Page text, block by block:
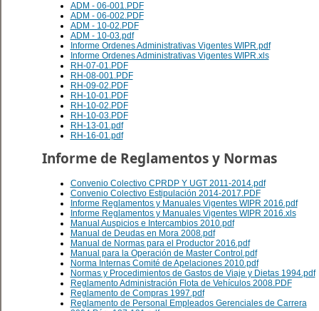
ADM - 06-001.PDF
ADM - 06-002.PDF
ADM - 10-02.PDF
ADM - 10-03.pdf
Informe Ordenes Administrativas Vigentes WIPR.pdf
Informe Ordenes Administrativas Vigentes WIPR.xls
RH-07-01.PDF
RH-08-001.PDF
RH-09-02.PDF
RH-10-01.PDF
RH-10-02.PDF
RH-10-03.PDF
RH-13-01.pdf
RH-16-01.pdf
Informe de Reglamentos y Normas
Convenio Colectivo CPRDP Y UGT 2011-2014.pdf
Convenio Colectivo Estipulación 2014-2017.PDF
Informe Reglamentos y Manuales Vigentes WIPR 2016.pdf
Informe Reglamentos y Manuales Vigentes WIPR 2016.xls
Manual Auspicios e Intercambios 2010.pdf
Manual de Deudas en Mora 2008.pdf
Manual de Normas para el Productor 2016.pdf
Manual para la Operación de Master Control.pdf
Norma Internas Comité de Apelaciones 2010.pdf
Normas y Procedimientos de Gastos de Viaje y Dietas 1994.pdf
Reglamento Administración Flota de Vehículos 2008.PDF
Reglamento de Compras 1997.pdf
Reglamento de Personal Empleados Gerenciales de Carrera